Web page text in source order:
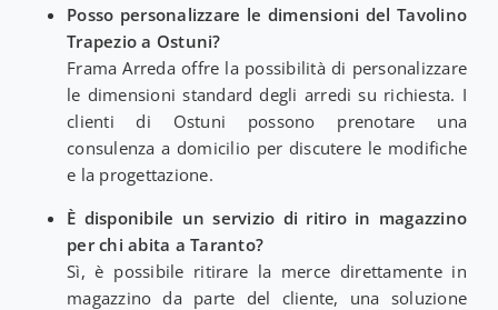
Posso personalizzare le dimensioni del Tavolino
Trapezio a Ostuni?
Frama Arreda offre la possibilità di personalizzare
le dimensioni standard degli arredi su richiesta. I
clienti di Ostuni possono prenotare una
consulenza a domicilio per discutere le modifiche
e la progettazione.
È disponibile un servizio di ritiro in magazzino
per chi abita a Taranto?
Sì, è possibile ritirare la merce direttamente in
magazzino da parte del cliente, una soluzione